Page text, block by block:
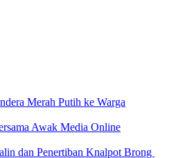
Merah Putih ke Warga
Awak Media Online
dan Penertiban Knalpot Brong